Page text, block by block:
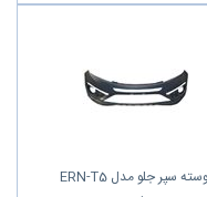
پوسته سپر جلو مدل ERN-T5